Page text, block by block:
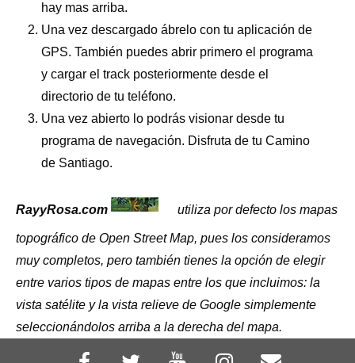
hay mas arriba.
Una vez descargado ábrelo con tu aplicación de
GPS. También puedes abrir primero el programa
y cargar el track posteriormente desde el
directorio de tu teléfono.
Una vez abierto lo podrás visionar desde tu
programa de navegación. Disfruta de tu Camino
de Santiago.
RayyRosa.com utiliza por defecto los mapas
topográfico de Open Street Map, pues los consideramos
muy completos, pero también tienes la opción de elegir
entre varios tipos de mapas entre los que incluimos: la
vista satélite y la vista relieve de Google simplemente
seleccionándolos arriba a la derecha del mapa.